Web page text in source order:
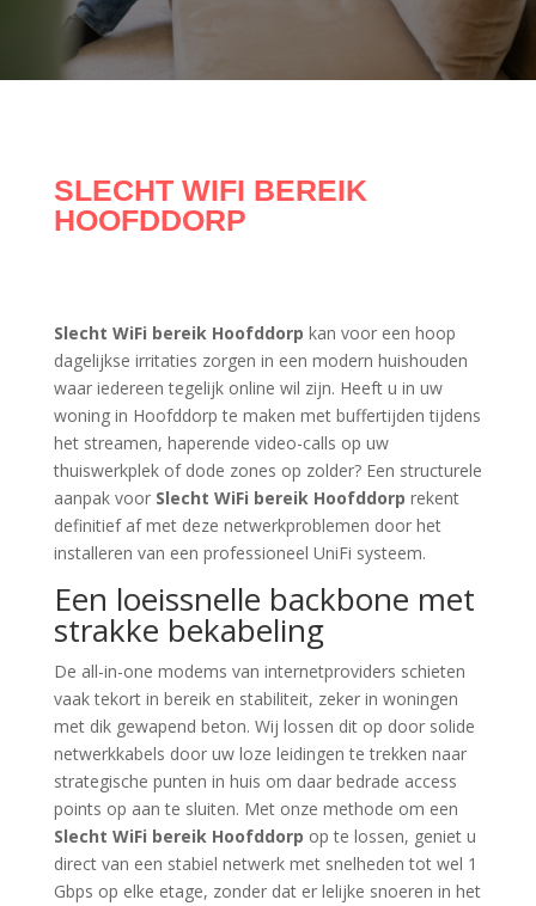
SLECHT WIFI BEREIK
HOOFDDORP
Slecht WiFi bereik Hoofddorp kan voor een hoop
dagelijkse irritaties zorgen in een modern huishouden
waar iedereen tegelijk online wil zijn. Heeft u in uw
woning in Hoofddorp te maken met buffertijden tijdens
het streamen, haperende video-calls op uw
thuiswerkplek of dode zones op zolder? Een structurele
aanpak voor Slecht WiFi bereik Hoofddorp rekent
definitief af met deze netwerkproblemen door het
installeren van een professioneel UniFi systeem.
Een loeissnelle backbone met
strakke bekabeling
De all-in-one modems van internetproviders schieten
vaak tekort in bereik en stabiliteit, zeker in woningen
met dik gewapend beton. Wij lossen dit op door solide
netwerkkabels door uw loze leidingen te trekken naar
strategische punten in huis om daar bedrade access
points op aan te sluiten. Met onze methode om een
Slecht WiFi bereik Hoofddorp op te lossen, geniet u
direct van een stabiel netwerk met snelheden tot wel 1
Gbps op elke etage, zonder dat er lelijke snoeren in het